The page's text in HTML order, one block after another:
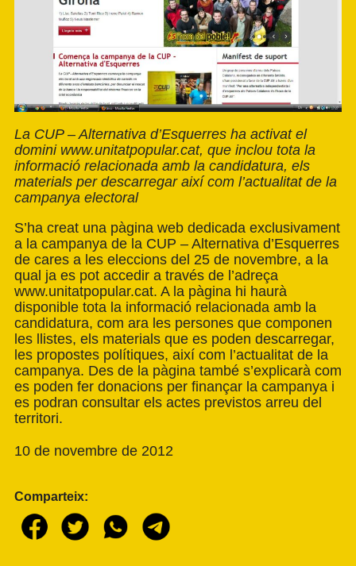
La CUP – Alternativa d’Esquerres ha activat el
domini www.unitatpopular.cat, que inclou tota la
informació relacionada amb la candidatura, els
materials per descarregar així com l’actualitat de la
campanya electoral
S’ha creat una pàgina web dedicada exclusivament
a la campanya de la CUP – Alternativa d’Esquerres
de cares a les eleccions del 25 de novembre, a la
qual ja es pot accedir a través de l’adreça
www.unitatpopular.cat. A la pàgina hi haurà
disponible tota la informació relacionada amb la
candidatura, com ara les persones que componen
les llistes, els materials que es poden descarregar,
les propostes polítiques, així com l’actualitat de la
campanya. Des de la pàgina també s’explicarà com
es poden fer donacions per finançar la campanya i
es podran consultar els actes previstos arreu del
territori.
10 de novembre de 2012
Comparteix: